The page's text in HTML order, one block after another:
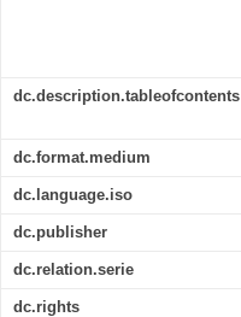
dc.description.tableofcontents
dc.format.medium
dc.language.iso
dc.publisher
dc.relation.serie
dc.rights